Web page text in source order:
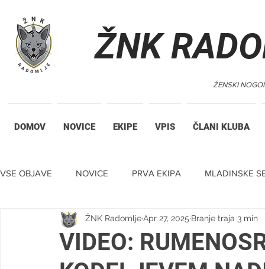
ŽNK
ŽENSKI
DOMOV NOVICE EKIPE VPIS ČLANI KLUBA
VSE OBJAVE NOVICE PRVA EKIPA MLADINSKE
TIHA DRAŽBA
VIDEO:
ŽNK RadomljeApr 27, 2025 Branje traja 3 min